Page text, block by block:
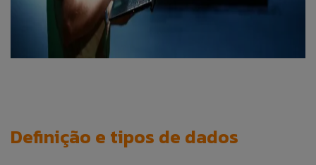
Definição e tipos de dados